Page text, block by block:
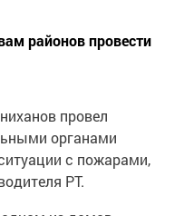
районов провести
провел
органами
с пожарами,
РТ.